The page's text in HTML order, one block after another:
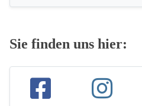
Sie finden uns hier: